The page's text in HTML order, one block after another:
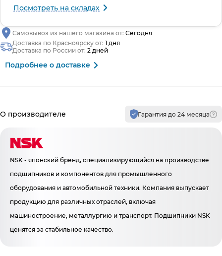
Посмотреть на складах
Самовывоз из нашего магазина от: Сегодня
Доставка по Красноярску от: 1 дня
Доставка по России от: 2 дней
Подробнее о доставке
О производителе
Гарантия до 24 месяца
NSK - японский бренд, специализирующийся на производстве
подшипников и компонентов для промышленного
оборудования и автомобильной техники. Компания выпускает
продукцию для различных отраслей, включая
машиностроение, металлургию и транспорт. Подшипники NSK
ценятся за стабильное качество.